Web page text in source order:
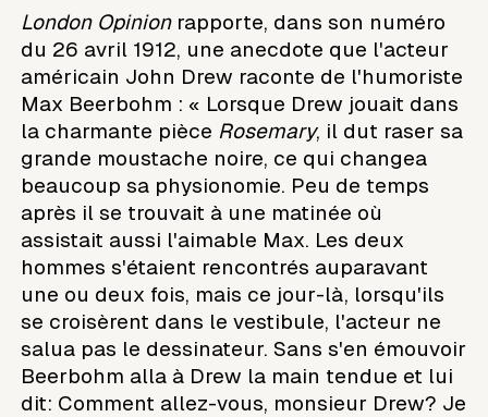
London Opinionrapporte, dans son numéro
du 26 avril 1912, une anecdote que l'acteur
américain John Drew raconte de l'humoriste
Max Beerbohm : « Lorsque Drew jouait dans
la charmante pièce Rosemary, il dut raser sa
grande moustache noire, ce qui changea
beaucoup sa physionomie. Peu de temps
après il se trouvait à une matinée où
assistait aussi l'aimable Max. Les deux
hommes s'étaient rencontrés auparavant
une ou deux fois, mais ce jour-là, lorsqu'ils
se croisèrent dans le vestibule, l'acteur ne
salua pas le dessinateur. Sans s'en émouvoir
Beerbohm alla à Drew la main tendue et lui
dit: Comment allez-vous, monsieur Drew? Je